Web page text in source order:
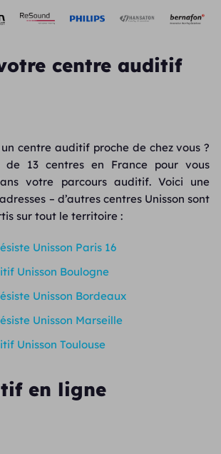
centre auditif
centre auditif proche de chez vous ?
de 13 centres en France pour vous
votre parcours auditif. Voici une
– d’autres centres Unisson sont
sur tout le territoire :
Unisson Paris 16
Unisson Boulogne
Unisson Bordeaux
Unisson Marseille
Unisson Toulouse
en ligne